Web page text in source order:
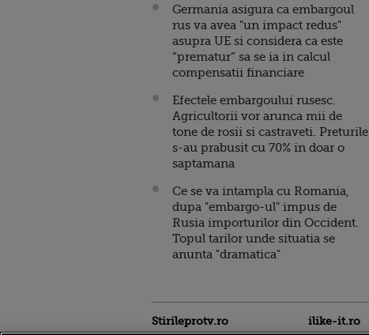
Germania asigura ca embargoul
rus va avea "un impact redus"
asupra UE si considera ca este
“prematur” sa se ia in calcul
compensatii financiare
Efectele embargoului rusesc.
Agricultorii vor arunca mii de
tone de rosii si castraveti. Preturile
s-au prabusit cu 70% in doar o
saptamana
Ce se va intampla cu Romania,
dupa "embargo-ul" impus de
Rusia importurilor din Occident.
Topul tarilor unde situatia se
anunta "dramatica"
Stirileprotv.ro ilike-it.ro